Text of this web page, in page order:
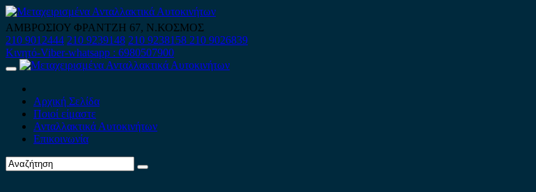
Skip
to
content
ΑΜΒΡΟΣΙΟΥ ΦΡΑΝΤΖΗ 67, Ν.ΚΟΣΜΟΣ
210 9012444 210 9239148 210 9238158 210 9026839
Κινητό-Viber-whatsapp : 6980507900
Primary
Αρχική Σελίδα
Ποιοί είμαστε
Ανταλλακτικά Αυτοκινήτων
Επικοινωνία